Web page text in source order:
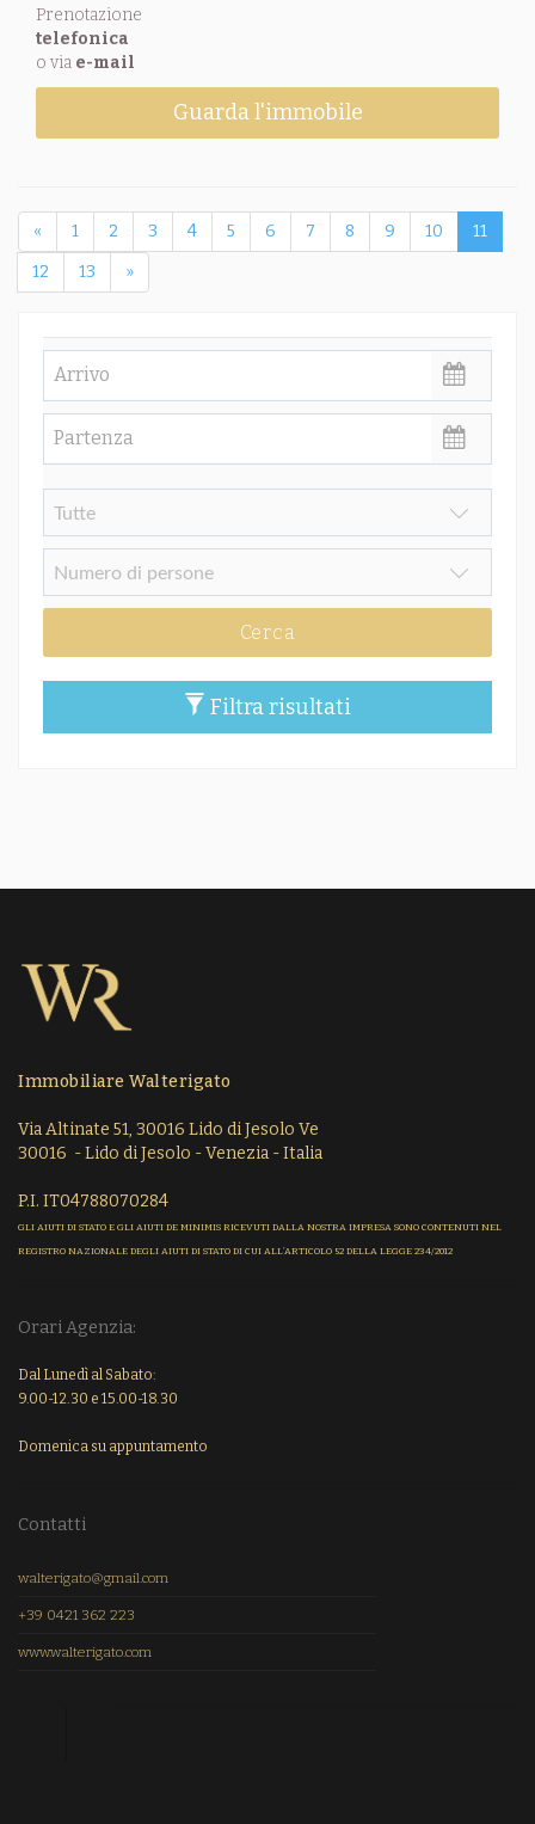
Prenotazione
telefonica
o via e-mail
Guarda l'immobile
« 1 2 3 4 5 6 7 8 9 10
11
12
13 »
Cerca
Filtra risultati
Immobiliare Walterigato
Via Altinate 51, 30016 Lido di Jesolo Ve
30016 - Lido di Jesolo - Venezia - Italia
P.I. IT04788070284
GLI AIUTI DI STATO E GLI AIUTI DE MINIMIS RICEVUTI DALLA NOSTRA IMPRESA SONO CONTENUTI NEL
REGISTRO NAZIONALE DEGLI AIUTI DI STATO DI CUI ALL’ARTICOLO 52 DELLA LEGGE 234/2012
Orari Agenzia:
Dal Lunedì al Sabato:
9.00-12.30 e 15.00-18.30
Domenica su appuntamento
Contatti
walterigato@gmail.com
+39 0421 362 223
www.walterigato.com